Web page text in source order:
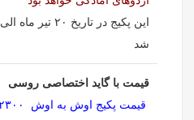
شد
قیمت با گاید اختصاصی روسی
قیمت پکیج اوش به اوش ۲۳۰۰دلار + هزینه بلیط هواپیما